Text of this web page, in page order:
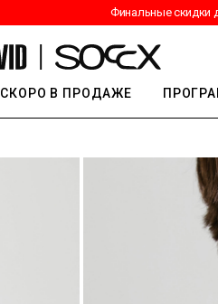
Финальные скидки
СКОРО В ПРОДАЖЕ